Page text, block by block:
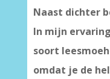
Naast dichter
In mijn
soort
omdat je de